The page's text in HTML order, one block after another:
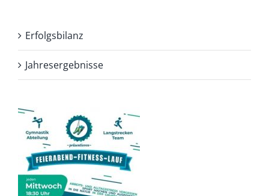
Erfolgsbilanz
Jahresergebnisse